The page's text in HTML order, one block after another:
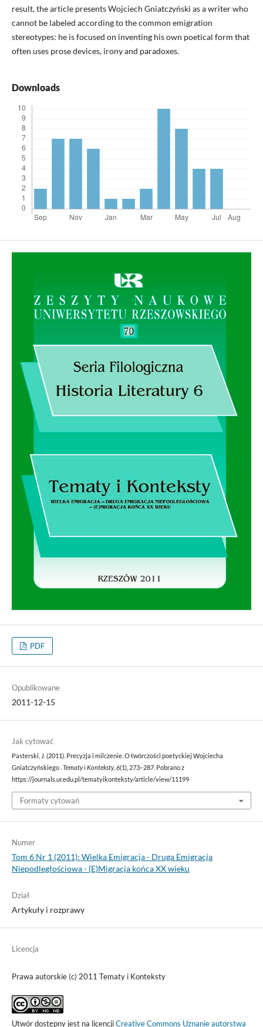
result, the article presents Wojciech Gniatczyński as a writer who
cannot be labeled according to the common emigration
stereotypes: he is focused on inventing his own poetical form that
often uses prose devices, irony and paradoxes.
Downloads
PDF
Opublikowane
2011-12-15
Jak cytować
Pasterski, J. (2011). Precyzja i milczenie. O twórczości poetyckiej Wojciecha
Gniatczyńskiego . Tematy i Konteksty, 6(1), 273–287. Pobrano z
https://journals.ur.edu.pl/tematyikonteksty/article/view/11199
Formaty cytowań
Numer
Tom 6 Nr 1 (2011): Wielka Emigracja - Druga Emigracja
Niepodległościowa - (E)Migracja końca XX wieku
Dział
Artykuły i rozprawy
Licencja
Prawa autorskie (c) 2011 Tematy i Konteksty
Utwór dostępny jest na licencjiCreative Commons Uznanie autorstwa